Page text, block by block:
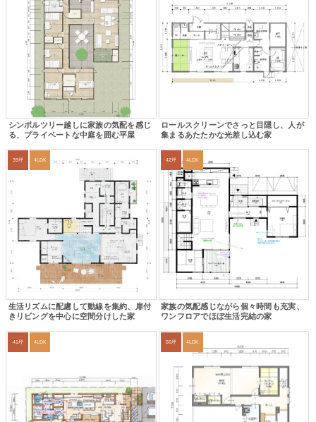
シンボルツリー越しに家族の気配を感じ
る、プライベートな中庭を囲む平屋
ロールスクリーンでさっと目隠し、人が
集まるあたたかな光差し込む家
39坪 4LDK
生活リズムに配慮して動線を集約、扉付
きリビングを中心に空間分けした家
42坪 4LDK
家族の気配感じながら個々時間も充実、
ワンフロアでほぼ生活完結の家
41坪 4LDK 56坪 4LDK